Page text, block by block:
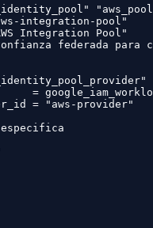
integration-pool"
Integration Pool"
federada para
=
= "aws-provider"
especifica